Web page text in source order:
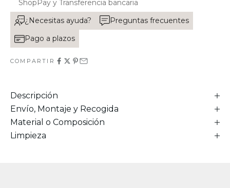
ShopPay y Transferencia bancaria
¿Necesitas ayuda?
Preguntas frecuentes
Pago a plazos
COMPARTIR
Descripción
Envío, Montaje y Recogida
Material o Composición
Limpieza